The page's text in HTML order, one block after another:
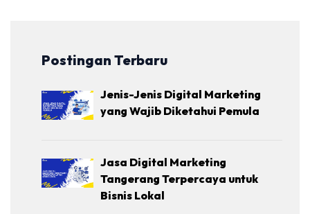
Postingan Terbaru
Jenis-Jenis Digital Marketing
yang Wajib Diketahui Pemula
Jasa Digital Marketing
Tangerang Terpercaya untuk
Bisnis Lokal